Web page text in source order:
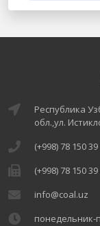
Республика
обл.,ул.
(+998) 78 150
(+998) 78 150
info@coal.uz
понедельник-